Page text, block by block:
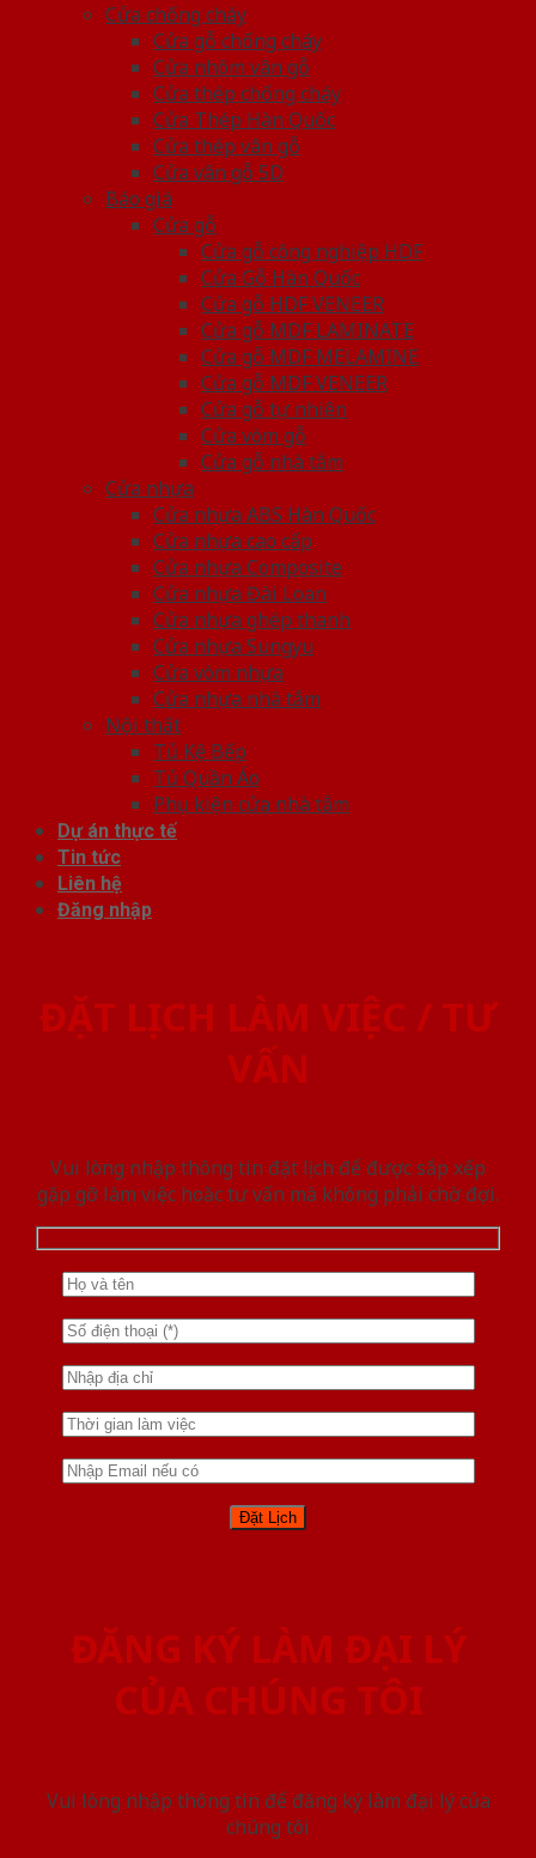
Cửa chống cháy
Cửa gỗ chống cháy
Cửa nhôm vân gỗ
Cửa thép chống cháy
Cửa Thép Hàn Quốc
Cửa thép vân gỗ
Cửa vân gỗ 5D
Báo giá
Cửa gỗ
Cửa gỗ công nghiệp HDF
Cửa Gỗ Hàn Quốc
Cửa gỗ HDF VENEER
Cửa gỗ MDF LAMINATE
Cửa gỗ MDF MELAMINE
Cửa gỗ MDF VENEER
Cửa gỗ tự nhiên
Cửa vòm gỗ
Cửa gỗ nhà tắm
Cửa nhựa
Cửa nhựa ABS Hàn Quốc
Cửa nhựa cao cấp
Cửa nhựa Composite
Cửa nhựa Đài Loan
Cửa nhựa ghép thanh
Cửa nhựa Sungyu
Cửa vòm nhựa
Cửa nhựa nhà tắm
Nội thất
Tủ Kệ Bếp
Tủ Quần Áo
Phụ kiện cửa nhà tắm
Dự án thực tế
Tin tức
Liên hệ
Đăng nhập
ĐẶT LỊCH LÀM VIỆC / TƯ
VẤN
Vui lòng nhập thông tin đặt lịch để được sắp xếp
gặp gỡ làm việc hoăc tư vấn mà không phải chờ đợi.
ĐĂNG KÝ LÀM ĐẠI LÝ
CỦA CHÚNG TÔI
Vui lòng nhập thông tin để đăng ký làm đại lý của
chúng tôi